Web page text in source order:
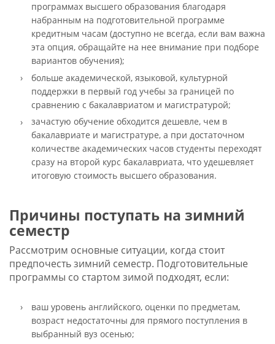
программах высшего образования благодаря
набранным на подготовительной программе
кредитным часам (доступно не всегда, если вам важна
эта опция, обращайте на нее внимание при подборе
вариантов обучения);
больше академической, языковой, культурной
поддержки в первый год учебы за границей по
сравнению с бакалавриатом и магистратурой;
зачастую обучение обходится дешевле, чем в
бакалавриате и магистратуре, а при достаточном
количестве академических часов студенты переходят
сразу на второй курс бакалавриата, что удешевляет
итоговую стоимость высшего образования.
Причины поступать на зимний
семестр
Рассмотрим основные ситуации, когда стоит
предпочесть зимний семестр. Подготовительные
программы со стартом зимой подходят, если:
ваш уровень английского, оценки по предметам,
возраст недостаточны для прямого поступления в
выбранный вуз осенью;